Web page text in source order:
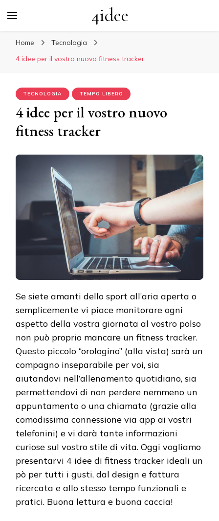
4idee
Home
Tecnologia
4 idee per il vostro nuovo fitness tracker
TECNOLOGIA TEMPO LIBERO
4 idee per il vostro nuovo
fitness tracker
Se siete amanti dello sport all’aria aperta o
semplicemente vi piace monitorare ogni
aspetto della vostra giornata al vostro polso
non può proprio mancare un fitness tracker.
Questo piccolo “orologino” (alla vista) sarà un
compagno inseparabile per voi, sia
aiutandovi nell’allenamento quotidiano, sia
permettendovi di non perdere nemmeno un
appuntamento o una chiamata (grazie alla
comodissima connessione via app ai vostri
telefonini) e vi darà tante informazioni
curiose sul vostro stile di vita. Oggi vogliamo
presentarvi 4 idee di fitness tracker ideali un
pò per tutti i gusti, dal design e fattura
ricercata e allo stesso tempo funzionali e
pratici. Buona lettura e buona caccia!